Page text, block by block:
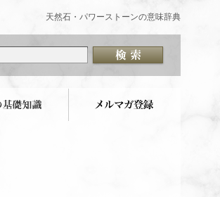
天然石・パワーストーンの意味辞典